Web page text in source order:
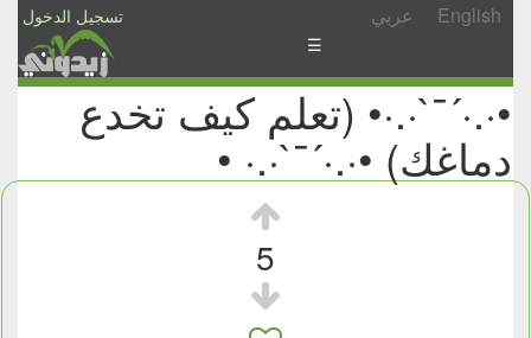
تسجيل الدخول عربي English
الأخبار
الأسئلة
والمشاركات
☰
•·.·´¯`·.·• (تعلم كيف تخدع
دماغك) •·.·´¯`·.· •
5